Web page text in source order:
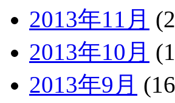
2013年11月
2013年10月
2013年9月